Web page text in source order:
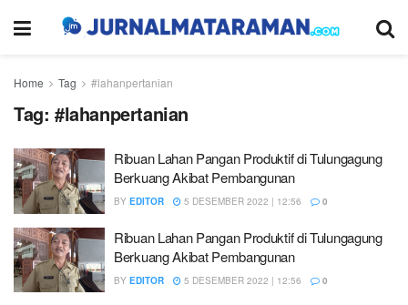
Home Tag #lahanpertanian
Tag: #lahanpertanian
Ribuan Lahan Pangan Produktif di Tulungagung
Berkuang Akibat Pembangunan
BY EDITOR 5 DESEMBER 2022 | 12:56 0
Ribuan Lahan Pangan Produktif di Tulungagung
Berkuang Akibat Pembangunan
BY EDITOR 5 DESEMBER 2022 | 12:56 0